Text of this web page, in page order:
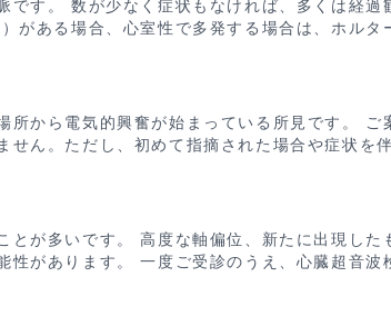
す。 数が少なく症状もなければ、多くは経過
がある場合、心室性で多発する場合は、ホルタ
から電気的興奮が始まっている所見です。 ご
ん。ただし、初めて指摘された場合や症状を
が多いです。 高度な軸偏位、新たに出現した
があります。 一度ご受診のうえ、心臓超音波